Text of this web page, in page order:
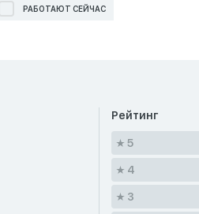
РАБОТАЮТ СЕЙЧАС
Рейтинг
5
4
3